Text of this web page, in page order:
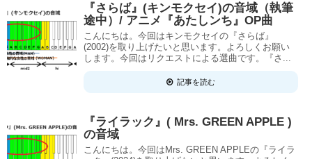
『さらば』(キンモクセイ)の音域（執筆
途中）/ アニメ『あたしンち』OP曲
こんにちは。今回はキンモクセイの『さらば』
(2002)を取り上げたいと思います。よろしくお願い
します。今回はリクエストによる選曲です。『さ...
記事を読む
『ライラック』( Mrs. GREEN APPLE )
の音域
こんにちは。今回はMrs. GREEN APPLEの『ライラ